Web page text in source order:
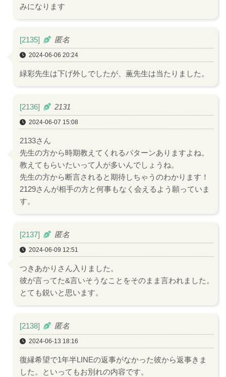
みになります
[2135] 匿名
2024-06-06 20:24
緑彩先生は下げ外しでしたが、薫先生は当たりました。
[2136] 2131
2024-06-07 15:08
2133さん
先生の方から時期教えてくれるパターンありますよね。
教えてもらいたいって人が多いんでしょうね。
先生の方から断言されると期待しちゃうのわかります！
2129さんが相手の方と何事もなく会えるよう願っていま
す。
[2137] 匿名
2024-06-09 12:51
つきあかりさん入りました。
彼が言ってた&言いそうなことをそのまま言われました。
とても鋭いと思います。
[2138] 匿名
2024-06-13 18:16
復縁希望で1年半LINEの返事がなかった彼から返事きま
した。といってもお別れの内容です。